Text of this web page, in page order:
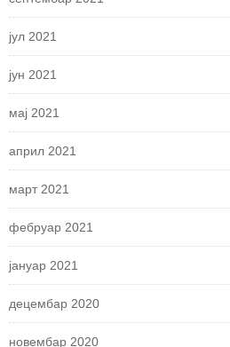
јул 2021
јун 2021
мај 2021
април 2021
март 2021
фебруар 2021
јануар 2021
децембар 2020
новембар 2020